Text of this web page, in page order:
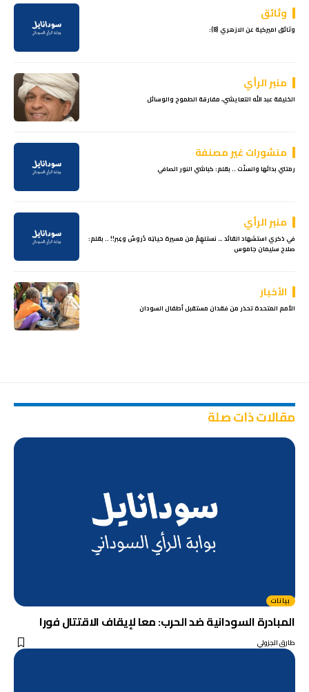
وثائق
وثائق اميركية عن الازهري (8):
منبر الرأي
الخليفة عبد الله التعايشي، مفارقة الطموح والوسائل
منشورات غير مصنفة
رمتني بدائها وانسلّت .. بقلم: كباشي النور الصافي
منبر الرأي
في ذكري استشهاد القائد … نستلهِمُ من مسيرة حياتِه دُروسٌ وعِبر!! .. بقلم:
صلاح سليمان جاموس
الأخبار
الأمم المتحدة تحذر من فقدان مستقبل أطفال السودان
مقالات ذات صلة
بيانات
المبادرة السودانية ضد الحرب: معا لإيقاف الاقتتال فورا
طارق الجزولي